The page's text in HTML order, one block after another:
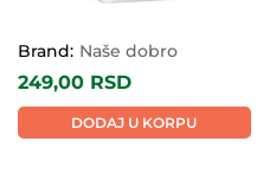
Brand: Naše dobro
249,00 RSD
DODAJ U KORPU